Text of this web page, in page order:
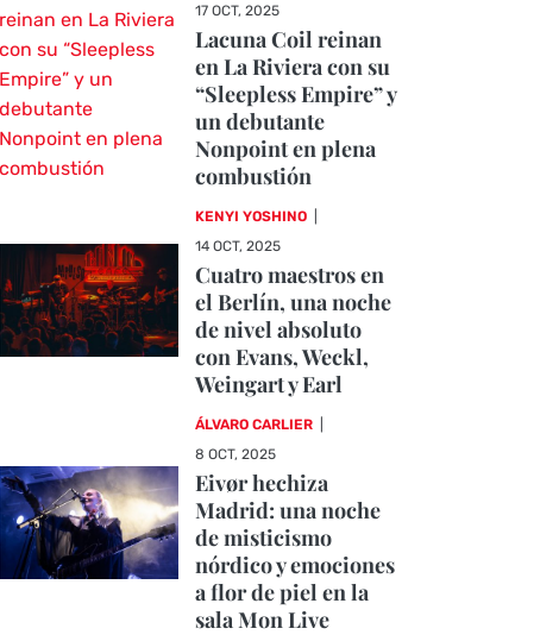
17 OCT, 2025
Lacuna Coil reinan
en La Riviera con su
“Sleepless Empire” y
un debutante
Nonpoint en plena
combustión
KENYI YOSHINO
14 OCT, 2025
Cuatro maestros en
el Berlín, una noche
de nivel absoluto
con Evans, Weckl,
Weingart y Earl
ÁLVARO CARLIER
8 OCT, 2025
Eivør hechiza
Madrid: una noche
de misticismo
nórdico y emociones
a flor de piel en la
sala Mon Live